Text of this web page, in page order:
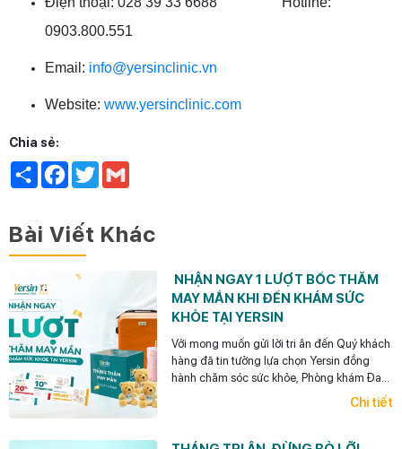
0903.800.551
Email: info@yersinclinic.vn
Website: www.yersinclinic.com
Chia sẻ:
Share Facebook
Twitter
Bài Viết Khác
NHẬN NGAY 1 LƯỢT BỐC THĂM
MAY MẮN KHI ĐẾN KHÁM SỨC
KHỎE TẠI YERSIN
Với mong muốn gửi lời tri ân đến Quý khách
hàng đã tin tưởng lựa chọn Yersin đồng
hành chăm sóc sức khỏe, Phòng khám Đa
khoa Quốc tế Yersin dành tặng mỗi khách
Chi tiết